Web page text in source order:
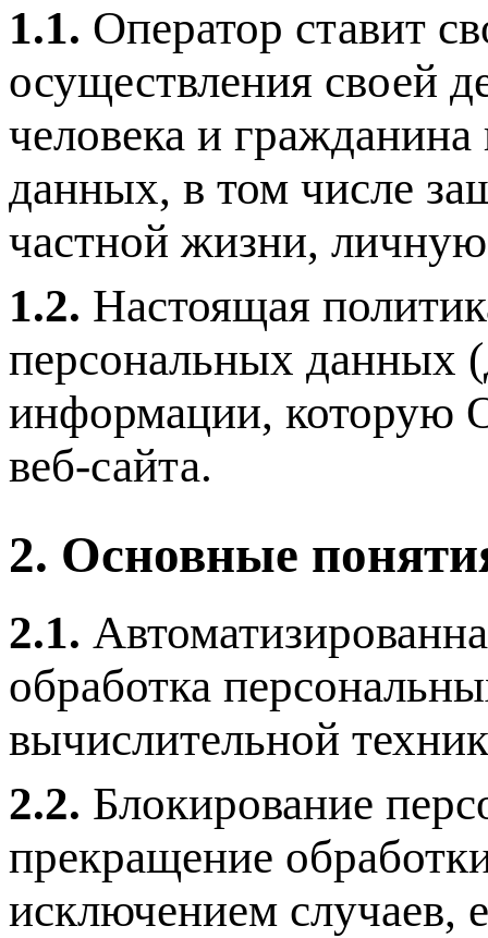
1.1. Оператор ставит
осуществления своей
человека и
данных, в том числе
частной жизни,
1.2. Настоящая
персональных данных
информации, которую
веб-сайта.
2. Основные
2.1.
обработка
вычислительной
2.2. Блокирование
прекращение
исключением случаев,